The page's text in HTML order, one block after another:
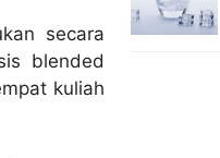
secara
blended
kuliah